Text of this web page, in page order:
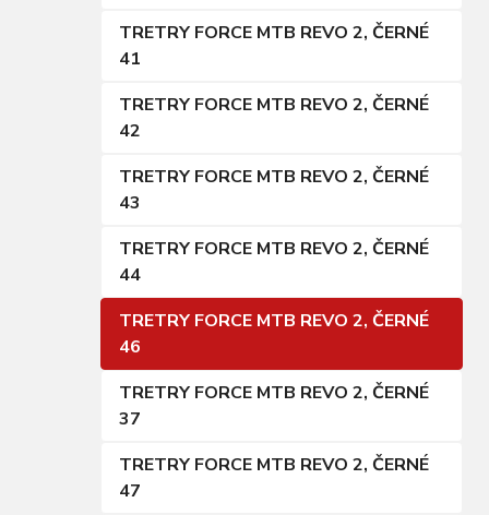
TRETRY FORCE MTB REVO 2, ČERNÉ
41
TRETRY FORCE MTB REVO 2, ČERNÉ
42
TRETRY FORCE MTB REVO 2, ČERNÉ
43
TRETRY FORCE MTB REVO 2, ČERNÉ
44
TRETRY FORCE MTB REVO 2, ČERNÉ
46
TRETRY FORCE MTB REVO 2, ČERNÉ
37
TRETRY FORCE MTB REVO 2, ČERNÉ
47